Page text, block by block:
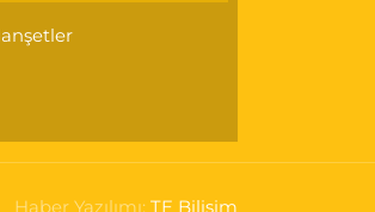
Haber Yazılımı:TE Bilişim